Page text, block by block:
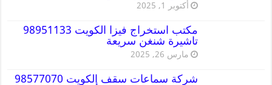
أكتوبر 1, 2025
مكتب استخراج فيزا الكويت 98951133
تاشيرة شنغن سريعة
مارس 26, 2025
شركة سماعات سقف الكويت 98577070